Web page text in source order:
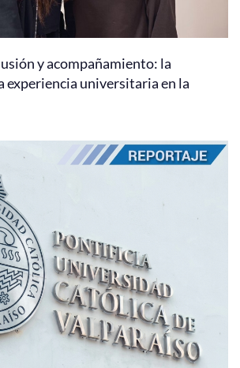
y acompañamiento: la
experiencia universitaria en la